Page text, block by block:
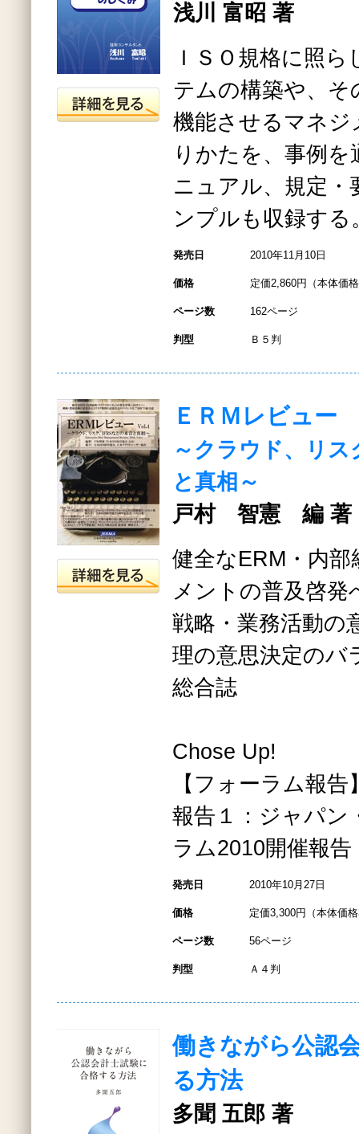
浅川 富昭 著
ＩＳＯ規格に照
テムの構築や、
機能させるマネ
りかたを、事例
ニュアル、規定・
ンプルも収録する
発売日 2010年11月10日
価格 定価2,860円（本体価
ページ数 162ページ
判型 Ｂ５判
ＥＲＭレビュー
～クラウド、リ
と真相～
戸村 智憲 編 著
健全なERM・内
メントの普及啓
戦略・業務活動の
理の意思決定のバ
総合誌
Chose Up!
【フォーラム報告
報告１：ジャパン
ラム2010開催報
発売日 2010年10月27日
価格 定価3,300円（本体価
ページ数 56ページ
判型 Ａ４判
働きながら公認
る方法
多聞 五郎 著